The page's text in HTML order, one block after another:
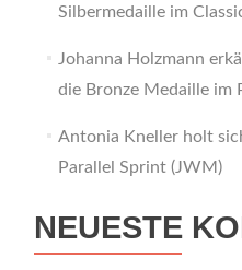
Silbermedaille im
Johanna Holzmann
die Bronze Medaille im
Antonia Kneller holt
Parallel Sprint (JWM)
NEUESTE